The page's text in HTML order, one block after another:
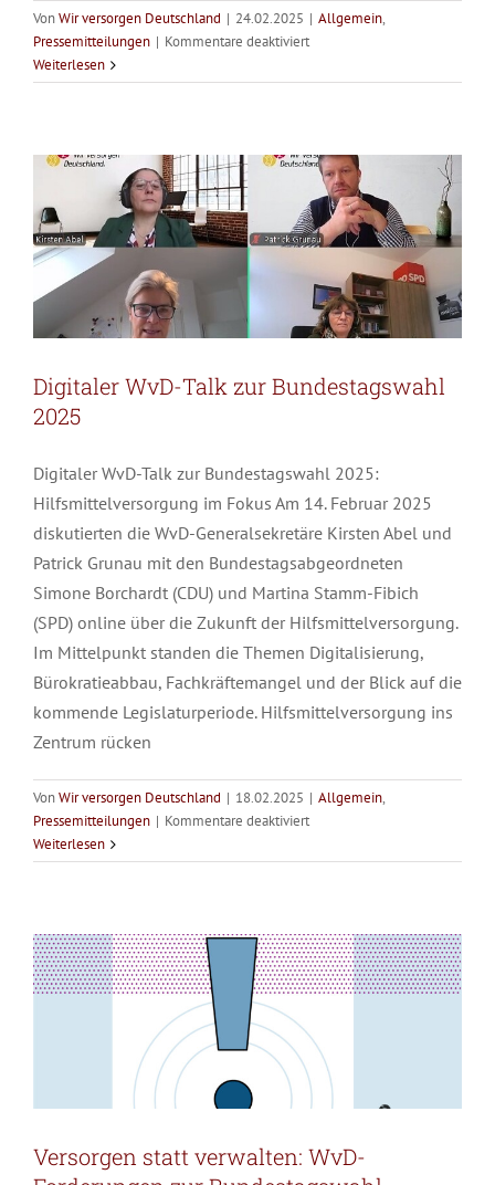
VonWir versorgen Deutschland | 24.02.2025 | Allgemein,
Pressemitteilungen | Kommentare deaktiviertfür
2025:
starken
Gesundheitsversorgung
unser
Land
krisenfest
machen
Weiterlesen
Digitaler WvD-Talk zur
Digitaler WvD-Talk zur Bundestagswahl
2025
Digitaler WvD-Talk zur Bundestagswahl 2025:
Hilfsmittelversorgung im Fokus Am 14. Februar 2025
diskutierten die WvD-Generalsekretäre Kirsten Abel und
Patrick Grunau mit den Bundestagsabgeordneten
Simone Borchardt (CDU) und Martina Stamm-Fibich
(SPD) online über die Zukunft der Hilfsmittelversorgung.
Im Mittelpunkt standen die Themen Digitalisierung,
Bürokratieabbau, Fachkräftemangel und der Blick auf die
kommende Legislaturperiode. Hilfsmittelversorgung ins
Zentrum rücken
VonWir versorgen Deutschland | 18.02.2025 | Allgemein,
Pressemitteilungen | Kommentare deaktiviertfür
WvD-
Bundestagswahl
2025
WeiterlesenVersorgen statt verwalten: WvD-
Versorgen statt verwalten: WvD-